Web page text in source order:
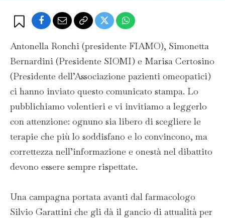
Antonella Ronchi (presidente FIAMO), Simonetta
Bernardini (Presidente SIOMI) e Marisa Certosino
(Presidente dell’Associazione pazienti omeopatici)
ci hanno inviato questo comunicato stampa. Lo
pubblichiamo volentieri e vi invitiamo a leggerlo
con attenzione: ognuno sia libero di scegliere le
terapie che più lo soddisfano e lo convincono, ma
correttezza nell’informazione e onestà nel dibattito
devono essere sempre rispettate.
Una campagna portata avanti dal farmacologo
Silvio Garattini che gli dà il gancio di attualità per